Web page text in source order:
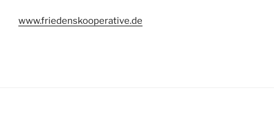
www.friedenskooperative.de